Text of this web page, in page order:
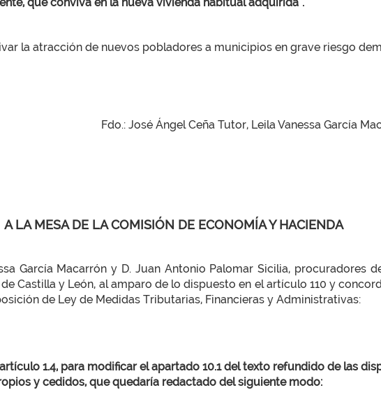
la atracción de nuevos pobladores a municipios en grave riesgo
Fdo.: José Ángel Ceña Tutor, Leila Vanessa García
A LA MESA DE LA COMISIÓN DE ECONOMÍA Y HACIENDA
García Macarrón y D. Juan Antonio Palomar Sicilia, procuradores
Castilla y León, al amparo de lo dispuesto en el artículo 110 y
de Ley de Medidas Tributarias, Financieras y Administrativas:
1.4, para modificar el apartado 10.1 del texto refundido de las
y cedidos, que quedaría redactado del siguiente modo: